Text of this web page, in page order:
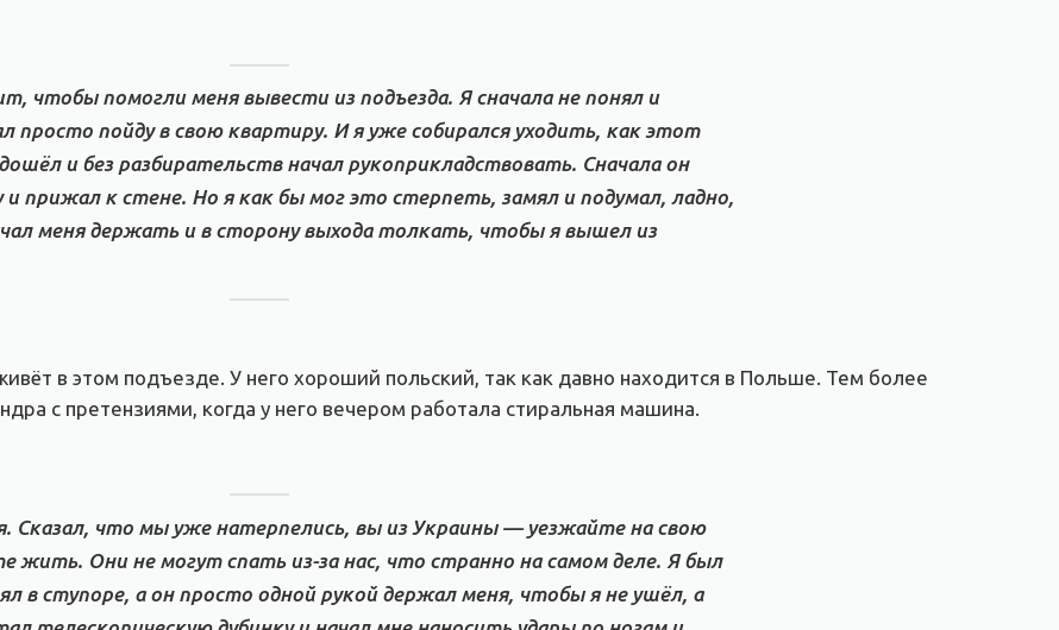
чтобы помогли меня вывести из подъезда. Я сначала не понял и
просто пойду в свою квартиру. И я уже собирался уходить, как этот
и без разбирательств начал рукоприкладствовать. Сначала он
и прижал к стене. Но я как бы мог это стерпеть, замял и подумал, ладно,
меня держать и в сторону выхода толкать, чтобы я вышел из
в этом подъезде. У него хороший польский, так как давно находится в Польше. Тем более
с претензиями, когда у него вечером работала стиральная машина.
Сказал, что мы уже натерпелись, вы из Украины — уезжайте на свою
жить. Они не могут спать из-за нас, что странно на самом деле. Я был
в ступоре, а он просто одной рукой держал меня, чтобы я не ушёл, а